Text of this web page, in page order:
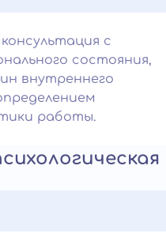
с
состояния,
внутреннего
работы.